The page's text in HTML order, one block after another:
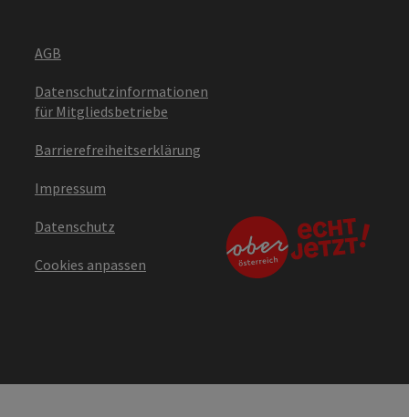
AGB
Datenschutzinformationen
für Mitgliedsbetriebe
Barrierefreiheitserklärung
Impressum
Datenschutz
Cookies anpassen